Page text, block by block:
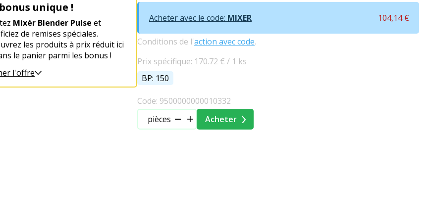
unique !
Mixér Blender Pulse et
de remises spéciales.
les produits à prix réduit ici
le panier parmi les bonus !
l'offre
Acheter avec le code: MIXER 104,14 €
Conditions de l'action avec code.
Prix spécifique: 170.72 € / 1 ks
BP: 150
Code: 9500000000010332
pièces
Acheter